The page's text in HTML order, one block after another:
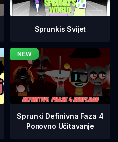
Sprunkis Svijet
Sprunki Definivna Faza 4
Ponovno Učitavanje